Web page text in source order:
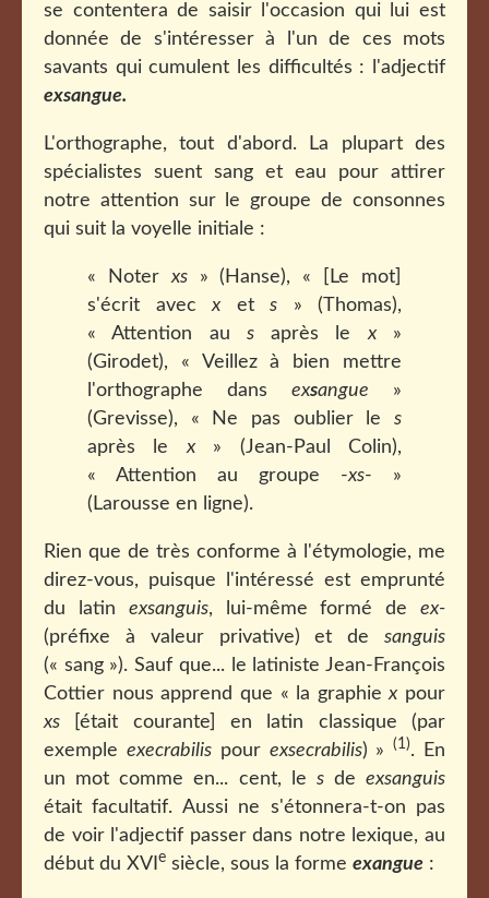
se contentera de saisir l'occasion qui lui est
donnée de s'intéresser à l'un de ces mots
savants qui cumulent les difficultés : l'adjectif
exsangue.
L'orthographe, tout d'abord. La plupart des
spécialistes suent sang et eau pour attirer
notre attention sur le groupe de consonnes
qui suit la voyelle initiale :
« Noterxs» (Hanse), « [Le mot]
s'écrit avecx et s » (Thomas),
« Attention au saprès lex»
(Girodet), « Veillez à bien mettre
l'orthographe dans exsangue »
(Grevisse), « Ne pas oublier le s
après lex» (Jean-Paul Colin),
« Attention au groupe -xs- »
(Larousse en ligne).
Rien que de très conforme à l'étymologie, me
direz-vous, puisque l'intéressé est emprunté
du latin exsanguis, lui-même formé deex-
(préfixe à valeur privative) et de sanguis
(« sang »). Sauf que... le latiniste Jean-François
Cottier nous apprend que « la graphiex pour
xs [était courante] en latin classique (par
exemple execrabilispour exsecrabilis) »(1). En
un mot comme en... cent, le sde exsanguis
était facultatif. Aussi ne s'étonnera-t-on pas
de voir l'adjectif passer dans notre lexique, au
début du XVI e siècle, sous la forme exangue :